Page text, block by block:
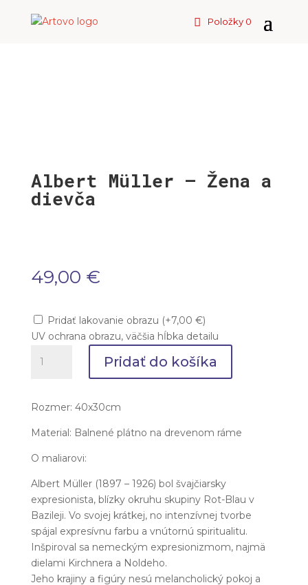
Položky 0
Albert Müller – Žena a
dievča
49,00 €
Pridať lakovanie obrazu (+7,00 €)
UV ochrana obrazu, väčšia hĺbka detailu
Albert
a
Pridať do košíka
Rozmer: 40x30cm
Material: Balnené plátno na drevenom ráme
O maliarovi:
Albert Müller (1897 – 1926) bol švajčiarsky
expresionista, blízky okruhu skupiny Rot-Blau v
Bazileji. Vo svojej krátkej, no intenzívnej tvorbe
spájal expresívnu farbu a vnútornú spiritualitu.
Inšpiroval sa nemeckým expresionizmom, najmä
dielami Kirchnera a Noldeho.
Jeho krajiny a figúry nesú melancholický pokoj a